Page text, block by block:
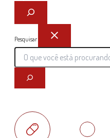
Pesquisar